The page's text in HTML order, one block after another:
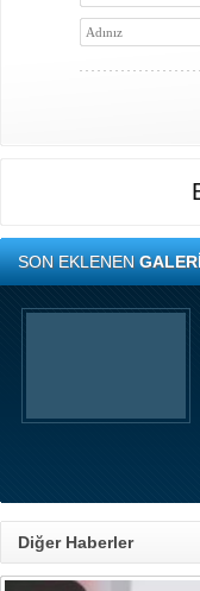
SON EKLENEN
Diğer Haberler